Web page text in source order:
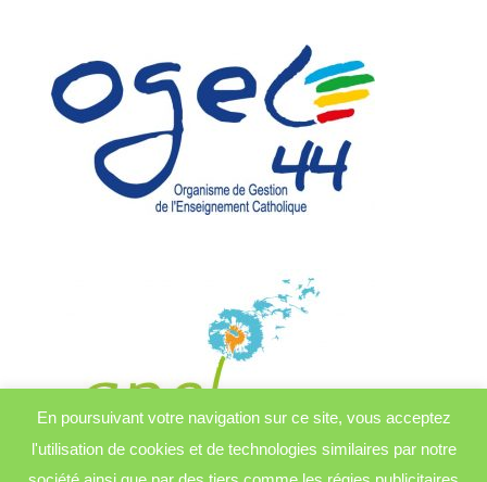
En poursuivant votre navigation sur ce site, vous acceptez
l'utilisation de cookies et de technologies similaires par notre